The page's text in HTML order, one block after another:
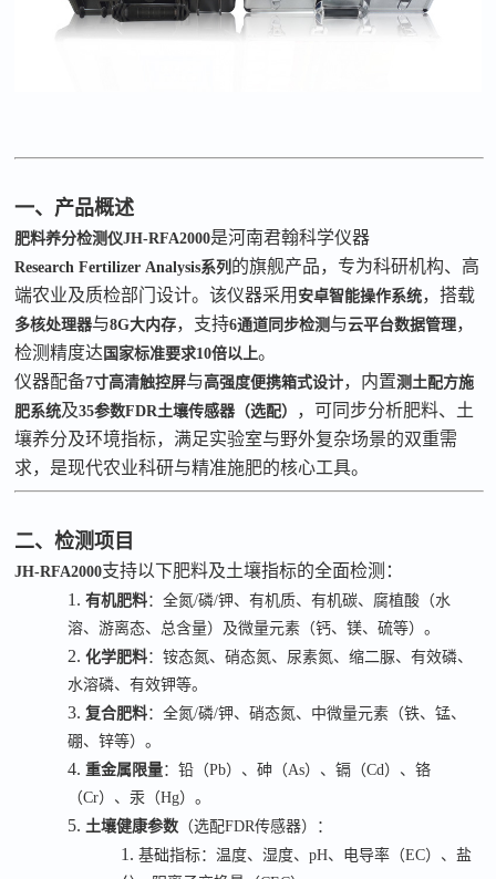
一、产品概述
肥料养分检测仪JH-RFA2000是河南君翰科学仪器
Research Fertilizer Analysis系列 的旗舰产品，专为科研机构、高
端农业及质检部门设计。该仪器采用 安卓智能操作系统，搭载
多核处理器与8G大内存，支持6通道同步检测 与云平台数据管理，
检测精度达 国家标准要求10倍以上。
仪器配备7寸高清触控屏与高强度便携箱式设计，内置测土配方施
肥系统及35参数FDR土壤传感器（选配）
，可同步分析肥料、土
壤养分及环境指标，满足实验室与野外复杂场景的双重需
求，是现代农业科研与精准施肥的核心工具。
二、检测项目
JH-RFA2000支持以下肥料及土壤指标的全面检测：
1.有机肥料：全氮/磷/钾、有机质、有机碳、腐植酸（水
溶、游离态、总含量）及微量元素（钙、镁、硫等）。
2.化学肥料：铵态氮、硝态氮、尿素氮、缩二脲、有效磷、
水溶磷、有效钾等。
3.复合肥料：全氮/磷/钾、硝态氮、中微量元素（铁、锰、
硼、锌等）。
4.重金属限量：铅（Pb）、砷（As）、镉（Cd）、铬
（Cr）、汞（Hg）。
5. 土壤健康参数 （选配FDR传感器）：
1.基础指标：温度、湿度、pH、电导率（EC）、盐